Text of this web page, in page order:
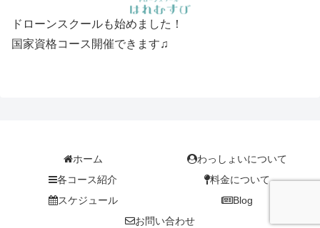
ドローンスクールも始めました！
国家資格コース開催できます♫
ホーム
わっしょいについて
各コース紹介
料金について
スケジュール
Blog
お問い合わせ